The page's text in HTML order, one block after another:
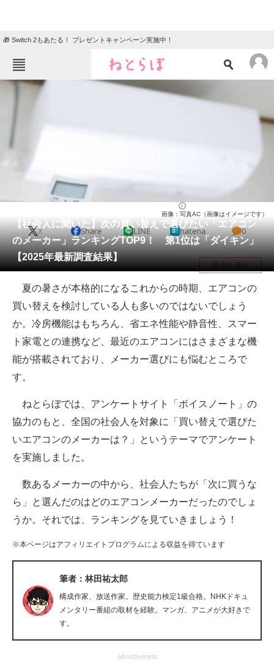
🎁 Switch 2もあたる！ プレゼントキャンペーン実施中！
ねとらぼメニュー
グルメ
会員記事
メディア
注目記事を集めた総合ページ
ITの今と未来を見通す
スマホと通信の最新トレンド
進化するPCとデバイスの未来
ビジネスと働き方のヒント
企業ITのトレンドを詳説
経営リーダーのコミュニティ
企業向けIT製品の総合サイト
IT製品の技術・比較・事例
製造業のIT導入・活用を支援
モノづくり技術者専門サイト
【社会人に聞いた】次の買い替えで選びたい「エアコン
のメーカー」ランキングTOP9！ 第1位は「ダイキン」
【2025年最新調査結果】
画像：写真AC（画像はイメージです）
X Share LINE hatena 0
目次を表示
夏の暑さが本格的になるこれからの時期、エアコンの
買い替えを検討している人も多いのではないでしょう
か。冷房機能はもちろん、省エネ性能や静音性、スマー
ト家電との連携など、最近のエアコンにはさまざまな機
能が搭載されており、メーカー選びにも悩むところで
す。
ねとらぼでは、アンケートサイト「ボイスノート」の
協力のもと、全国の社会人を対象に「買い替えで選びた
いエアコンのメーカーは？」というテーマでアンケート
を実施しました。
数あるメーカーの中から、社会人たちが「次に買うな
ら」と選んだのはどのエアコンメーカーだったのでしょ
うか。それでは、ランキングを見ていきましょう！
※本ページはアフィリエイトプログラムによる収益を得ています
筆者：林田祐太郎
構成作家、放送作家。歴史能力検定1級合格。NHKドキュ
メンタリー番組の取材を経験。マンガ、アニメが大好きで
す。
advertisement